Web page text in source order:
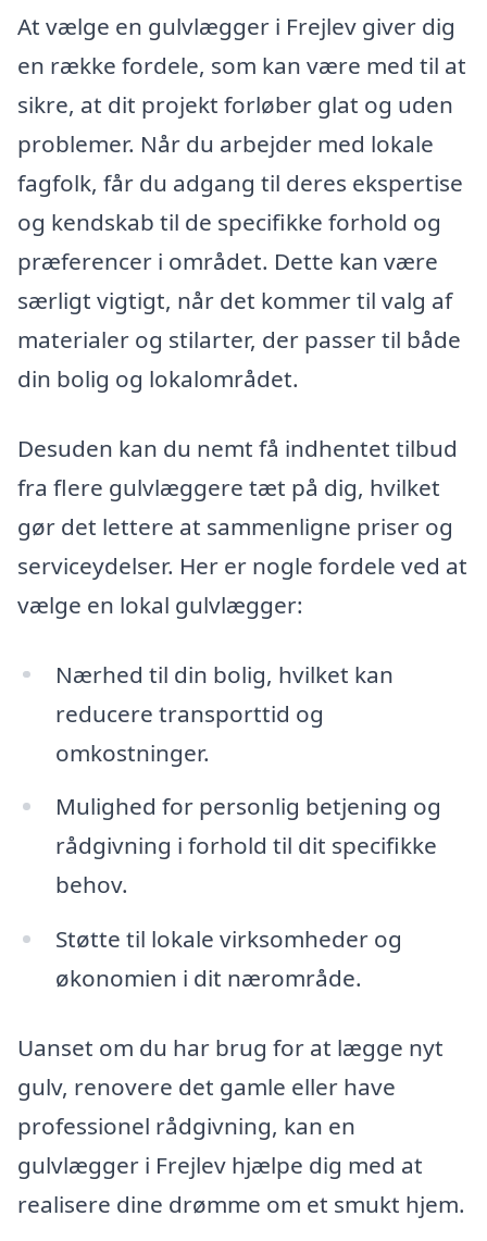
At vælge en gulvlægger i Frejlev giver dig
en række fordele, som kan være med til at
sikre, at dit projekt forløber glat og uden
problemer. Når du arbejder med lokale
fagfolk, får du adgang til deres ekspertise
og kendskab til de specifikke forhold og
præferencer i området. Dette kan være
særligt vigtigt, når det kommer til valg af
materialer og stilarter, der passer til både
din bolig og lokalområdet.
Desuden kan du nemt få indhentet tilbud
fra flere gulvlæggere tæt på dig, hvilket
gør det lettere at sammenligne priser og
serviceydelser. Her er nogle fordele ved at
vælge en lokal gulvlægger:
Nærhed til din bolig, hvilket kan
reducere transporttid og
omkostninger.
Mulighed for personlig betjening og
rådgivning i forhold til dit specifikke
behov.
Støtte til lokale virksomheder og
økonomien i dit nærområde.
Uanset om du har brug for at lægge nyt
gulv, renovere det gamle eller have
professionel rådgivning, kan en
gulvlægger i Frejlev hjælpe dig med at
realisere dine drømme om et smukt hjem.